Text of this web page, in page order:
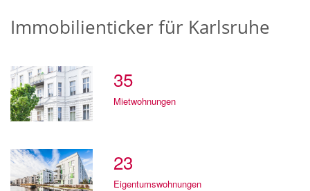
Immobilienticker für Karlsruhe
35
Mietwohnungen
23
Eigentumswohnungen